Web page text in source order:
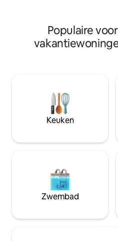
Populaire
Keuken
Zwembad